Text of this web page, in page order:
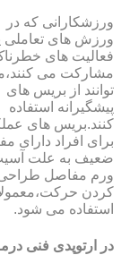
ورزشکارانی که در
ورزش های تعاملی
فعالیت های
مشارکت می
توانند از بریس های
پیشگیرانه استفاده
کنند.بریس های
برای افراد دارای
ضعیف به علت آسیب
ورم مفاصل طراحی
کردن
استفاده می شود.
در ارتوپدی فنی